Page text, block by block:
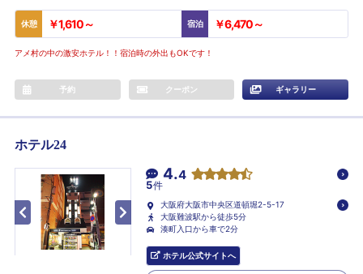
休憩 ￥1,610～ 宿泊 ￥6,470～
アメ村の中の激安ホテル！！宿泊時の外出もOKです！
予約 クーポン ギャラリー
ホテル24
4.4
5件
大阪府大阪市中央区道頓堀2-5-17
大阪難波駅から徒歩5分
湊町入口から車で2分
ホテル公式サイトへ